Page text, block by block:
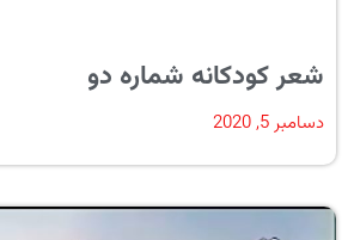
شعر کودکانه شماره دو
دسامبر 5, 2020